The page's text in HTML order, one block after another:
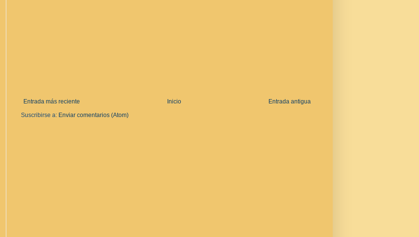
Entrada más reciente Entrada antigua
Inicio
Suscribirse a: Enviar comentarios (Atom)